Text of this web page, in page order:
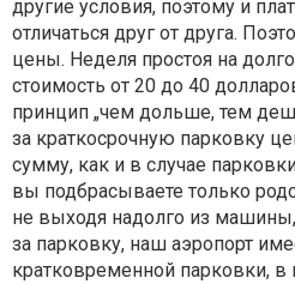
другие условия, поэтому и
отличаться друг от друга.
цены. Неделя простоя на
стоимость от 20 до 40
принцип „чем дольше, тем
за краткосрочную парковку
сумму, как и в случае
вы подбрасываете только
не выходя надолго из
за парковку, наш аэропорт
кратковременной парковки,